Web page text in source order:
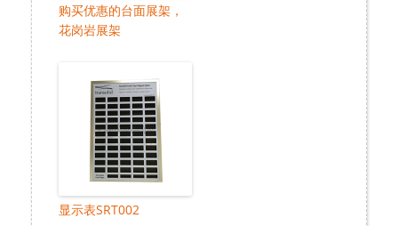
购买优惠的台面展架，
花岗岩展架
显示表SRT002